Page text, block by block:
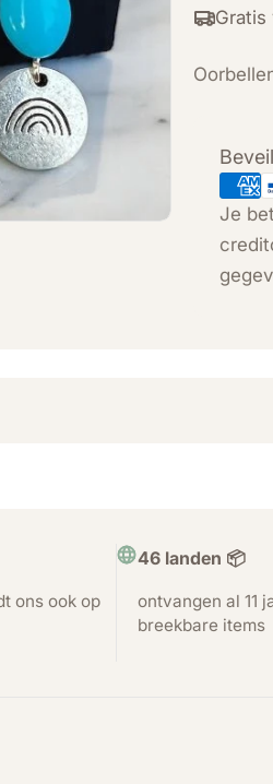
Gratis
Je
ons ook op
46 landen 📦
ontvangen al 11
breekbare items